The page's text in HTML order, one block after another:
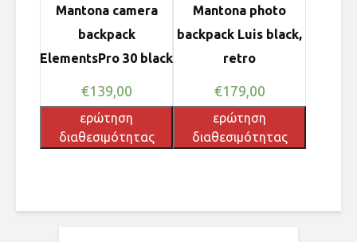
Mantona camera
backpack
ElementsPro 30 black
€139,00
ερώτηση
διαθεσιμότητας
Mantona photo
backpack Luis black,
retro
€179,00
ερώτηση
διαθεσιμότητας